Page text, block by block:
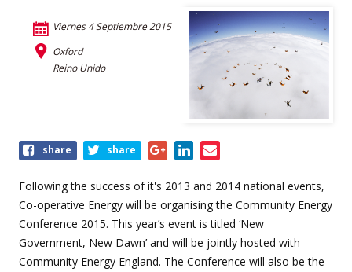
Viernes 4 Septiembre 2015
Oxford
Reino Unido
Share
event
share share
Following the success of it's 2013 and 2014 national events,
Co-operative Energy will be organising the Community Energy
Conference 2015. This year’s event is titled ‘New
Government, New Dawn’ and will be jointly hosted with
Community Energy England. The Conference will also be the